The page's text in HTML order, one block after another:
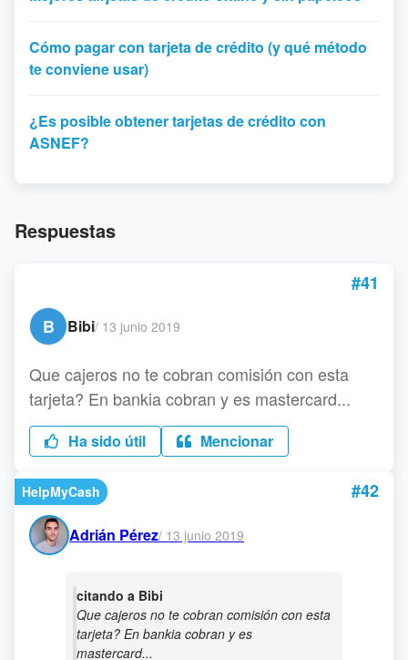
Cómo pagar con tarjeta de crédito (y qué método
te conviene usar)
¿Es posible obtener tarjetas de crédito con
ASNEF?
Respuestas
#41
B
Bibi/ 13 junio 2019
Que cajeros no te cobran comisión con esta
tarjeta? En bankia cobran y es mastercard...
Ha sido útil Mencionar
HelpMyCash #42
Adrián Pérez/ 13 junio 2019
citando a Bibi
Que cajeros no te cobran comisión con esta
tarjeta? En bankia cobran y es
mastercard...